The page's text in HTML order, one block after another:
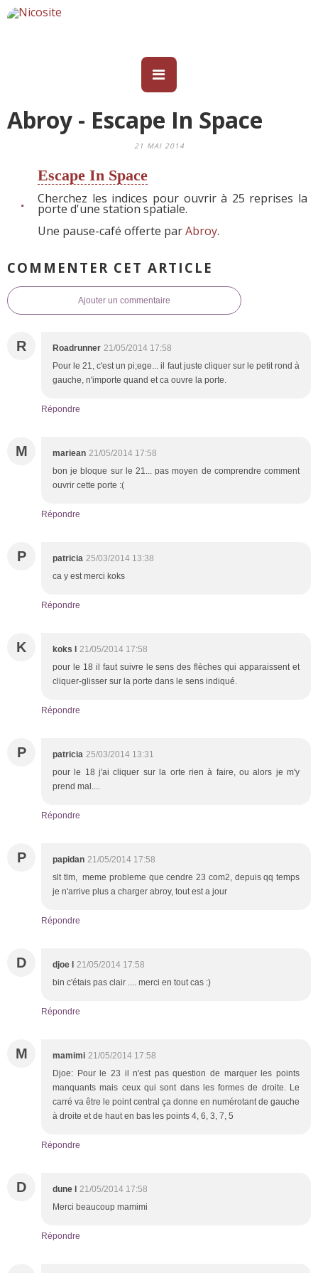
Abroy - Escape In Space
21 MAI 2014
Escape In Space
Cherchez les indices pour ouvrir à 25 reprises la
porte d'une station spatiale.
Une pause-café offerte parAbroy.
COMMENTER CET ARTICLE
Ajouter un commentaire
R Roadrunner 21/05/2014 17:58
Pour le 21, c'est un pi;ege... il faut juste cliquer sur le petit rond à
gauche, n'importe quand et ca ouvre la porte.
Répondre
M mariean 21/05/2014 17:58
bon je bloque sur le 21... pas moyen de comprendre comment
ouvrir cette porte :(
Répondre
P patricia 25/03/2014 13:38
ca y est merci koks
Répondre
K koks l 21/05/2014 17:58
pour le 18 il faut suivre le sens des flèches qui apparaissent et
cliquer-glisser sur la porte dans le sens indiqué.
Répondre
P patricia 25/03/2014 13:31
pour le 18 j'ai cliquer sur la orte rien à faire, ou alors je m'y
prend mal....
Répondre
P papidan 21/05/2014 17:58
slt tlm, meme probleme que cendre 23 com2, depuis qq temps
je n'arrive plus a charger abroy, tout est a jour
Répondre
D djoe l 21/05/2014 17:58
bin c'étais pas clair .... merci en tout cas :)
Répondre
M mamimi 21/05/2014 17:58
Djoe: Pour le 23 il n'est pas question de marquer les points
manquants mais ceux qui sont dans les formes de droite. Le
carré va être le point central ça donne en numérotant de gauche
à droite et de haut en bas les points 4, 6, 3, 7, 5
Répondre
D dune l 21/05/2014 17:58
Merci beaucoup mamimi
Répondre